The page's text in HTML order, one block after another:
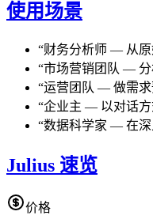
使用场景
“财务分析师 — 从
“市场营销团队 —
“运营团队 — 做需
“企业主 — 以对话
“数据科学家 — 在
Julius 速览
价格